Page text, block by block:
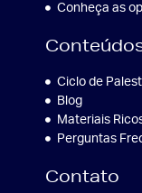
Conheça as
Ciclo de
Blog
Materiais
Perguntas
Contato